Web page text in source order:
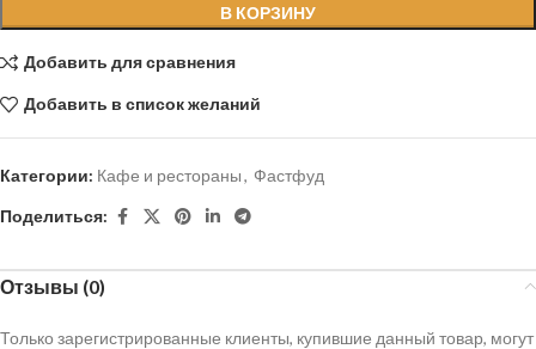
В КОРЗИНУ
Добавить для сравнения
Добавить в список желаний
Категории: Кафе и рестораны, Фастфуд
Поделиться:
Отзывы (0)
Только зарегистрированные клиенты, купившие данный товар, могут